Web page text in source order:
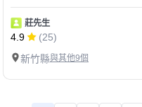
莊先生
4.9
(25)
新竹縣與其他9個